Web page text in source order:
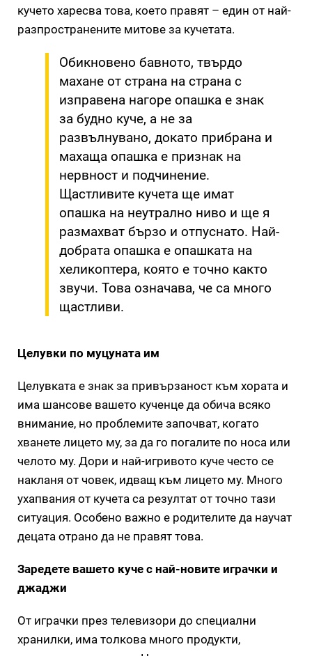
кучето харесва това, което правят – един от най-
разпространените митове за кучетата.
Обикновено бавното, твърдо
махане от страна на страна с
изправена нагоре опашка е знак
за будно куче, а не за
развълнувано, докато прибрана и
махаща опашка е признак на
нервност и подчинение.
Щастливите кучета ще имат
опашка на неутрално ниво и ще я
размахват бързо и отпуснато. Най-
добрата опашка е опашката на
хеликоптера, която е точно както
звучи. Това означава, че са много
щастливи.
Целувки по муцуната им
Целувката е знак за привързаност към хората и
има шансове вашето кученце да обича всяко
внимание, но проблемите започват, когато
хванете лицето му, за да го погалите по носа или
челото му. Дори и най-игривото куче често се
накланя от човек, идващ към лицето му. Много
ухапвания от кучета са резултат от точно тази
ситуация. Особено важно е родителите да научат
децата отрано да не правят това.
Заредете вашето куче с най-новите играчки и
джаджи
От играчки през телевизори до специални
хранилки, има толкова много продукти,